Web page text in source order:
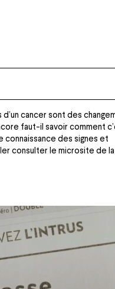
cancer sont des
faut-il savoir comment
connaissance des signes et
consulter le microsite de la